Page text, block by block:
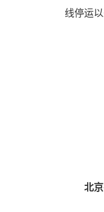
线停运
北京平